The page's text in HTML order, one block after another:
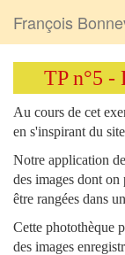
François
TP n°5 -
Au cours de cet
en s'inspirant du
Notre application
des images dont
être rangées dans
Cette photothèque
des images